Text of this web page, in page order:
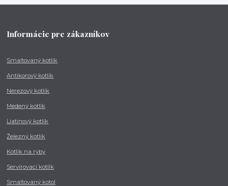
Informácie pre zákazníkov
Smaltovaný kotlík
Antikorový kotlík
Nerezový kotlík
Medený kotlík
Liatinový kotlík
Železný kotlík
Kotlík na ryby
Servírovací kotlík
Smaltovaný kotol